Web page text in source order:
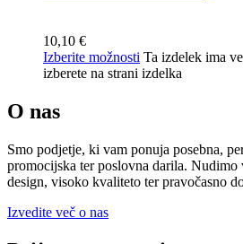
10,10 €
Izberite možnosti Ta izdelek ima
izberete na strani izdelka
O nas
Smo podjetje, ki vam ponuja posebna,
promocijska ter poslovna darila. Nudimo
design, visoko kvaliteto ter pravočasno
Izvedite več o nas